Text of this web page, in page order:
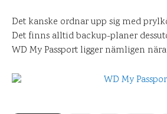
Det kanske ordnar upp sig med
Det finns alltid backup-planer
WD My Passport ligger nämligen